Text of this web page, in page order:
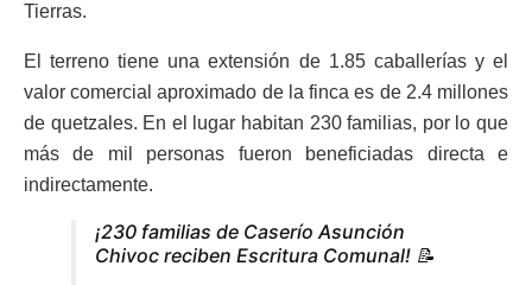
Tierras.
El terreno tiene una extensión de 1.85 caballerías y el
valor comercial aproximado de la finca es de 2.4 millones
de quetzales. En el lugar habitan 230 familias, por lo que
más de mil personas fueron beneficiadas directa e
indirectamente.
¡230 familias de Caserío Asunción
Chivoc reciben Escritura Comunal! 📝